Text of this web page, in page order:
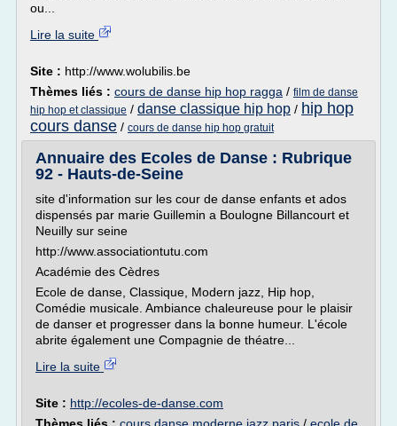
ou...
Lire la suite
Site : http://www.wolubilis.be
Thèmes liés : cours de danse hip hop ragga / film de danse
hip hop et classique / danse classique hip hop / hip hop
cours danse / cours de danse hip hop gratuit
Annuaire des Ecoles de Danse : Rubrique
92 - Hauts-de-Seine
site d'information sur les cour de danse enfants et ados
dispensés par marie Guillemin a Boulogne Billancourt et
Neuilly sur seine
http://www.associationtutu.com
Académie des Cèdres
Ecole de danse, Classique, Modern jazz, Hip hop,
Comédie musicale. Ambiance chaleureuse pour le plaisir
de danser et progresser dans la bonne humeur. L'école
abrite également une Compagnie de théatre...
Lire la suite
Site : http://ecoles-de-danse.com